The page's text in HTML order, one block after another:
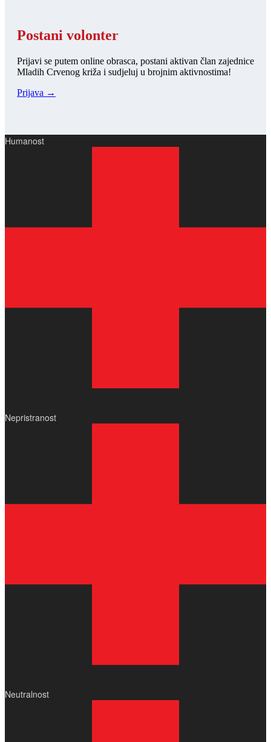
Postani volonter
Prijavi se putem online obrasca, postani aktivan član zajednice
Mladih Crvenog križa i sudjeluj u brojnim aktivnostima!
Prijava →
Humanost
Nepristranost
Neutralnost